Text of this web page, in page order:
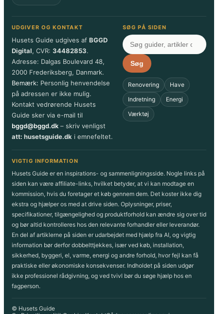
UDGIVER OG KONTAKT
Husets Guide udgives af BGGD
Digital, CVR: 34482853.
Adresse: Dalgas Boulevard 48,
2000 Frederiksberg, Danmark.
Bemærk: Personlig henvendelse
på adressen er ikke mulig.
Kontakt vedrørende Husets
Guide sker via e-mail til
bggd@bggd.dk – skriv venligst
att: husetsguide.dk i emnefeltet.
SØG PÅ SIDEN
Søg
Renovering
Have
Indretning
Energi
Værktøj
VIGTIG INFORMATION
Husets Guide er en inspirations- og sammenligningsside. Nogle links på
siden kan være affiliate-links, hvilket betyder, at vi kan modtage en
kommission, hvis du foretager et køb gennem dem. Det koster ikke dig
ekstra og hjælper os med at drive siden. Oplysninger, priser,
specifikationer, tilgængelighed og produktforhold kan ændre sig over tid
og bør altid kontrolleres hos den relevante forhandler eller leverandør.
En del af artiklerne på siden er udarbejdet med hjælp fra AI, og vigtig
information bør derfor dobbelttjekkes, især ved køb, installation,
sikkerhed, byggeri, el, varme, energi og andre forhold, hvor fejl kan få
praktiske eller økonomiske konsekvenser. Indholdet på siden udgør
ikke professionel rådgivning, og ved tvivl bør du søge hjælp hos en
fagperson.
© Husets Guide